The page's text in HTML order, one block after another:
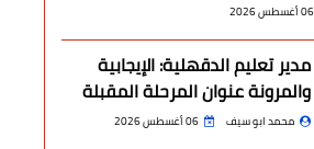
06 أغسطس 2026
مدير تعليم الدقهلية: الإيجابية
والمرونة عنوان المرحلة المقبلة
محمد ابو سيف 06 أغسطس 2026